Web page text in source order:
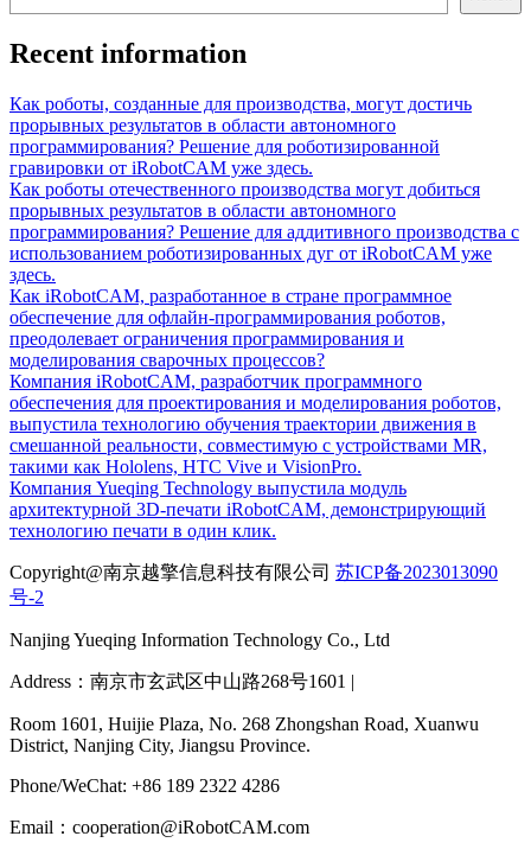
Recent information
Как роботы, созданные для производства, могут достичь
прорывных результатов в области автономного
программирования? Решение для роботизированной
гравировки от iRobotCAM уже здесь.
Как роботы отечественного производства могут добиться
прорывных результатов в области автономного
программирования? Решение для аддитивного производства с
использованием роботизированных дуг от iRobotCAM уже
здесь.
Как iRobotCAM, разработанное в стране программное
обеспечение для офлайн-программирования роботов,
преодолевает ограничения программирования и
моделирования сварочных процессов?
Компания iRobotCAM, разработчик программного
обеспечения для проектирования и моделирования роботов,
выпустила технологию обучения траектории движения в
смешанной реальности, совместимую с устройствами MR,
такими как Hololens, HTC Vive и VisionPro.
Компания Yueqing Technology выпустила модуль
архитектурной 3D-печати iRobotCAM, демонстрирующий
технологию печати в один клик.
Copyright@南京越擎信息科技有限公司 苏ICP备2023013090
号-2
Nanjing Yueqing Information Technology Co., Ltd
Address：南京市玄武区中山路268号1601 |
Room 1601, Huijie Plaza, No. 268 Zhongshan Road, Xuanwu
District, Nanjing City, Jiangsu Province.
Phone/WeChat: +86 189 2322 4286
Email：cooperation@iRobotCAM.com